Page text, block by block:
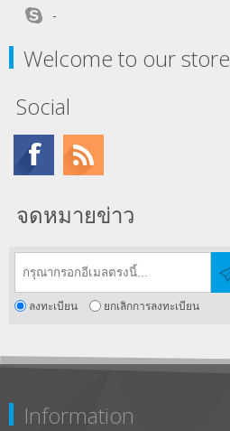
-
Welcome to our store
Social
จดหมายข่าว
ลงทะเบียน ยกเลิกการลงทะเบียน
Information